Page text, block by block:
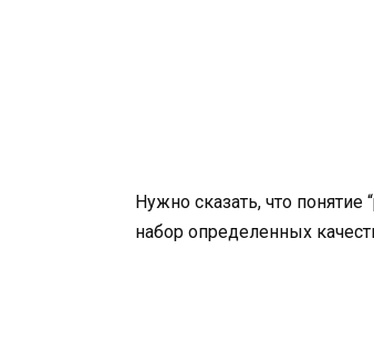
Нужно сказать, что
набор определенных